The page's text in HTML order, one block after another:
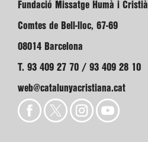
Fundació Missatge Humà i Cristià
Comtes de Bell-lloc, 67-69
08014 Barcelona
T. 93 409 27 70 / 93 409 28 10
web@catalunyacristiana.cat